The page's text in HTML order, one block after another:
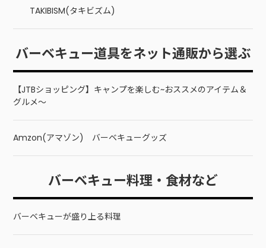
TAKIBISM(タキビズム)
バーベキュー道具をネット通販から選ぶ
【JTBショッピング】キャンプを楽しむ~おススメのアイテム＆
グルメ～
Amzon(アマゾン) バーベキューグッズ
バーベキュー料理・食材など
バーベキューが盛り上る料理